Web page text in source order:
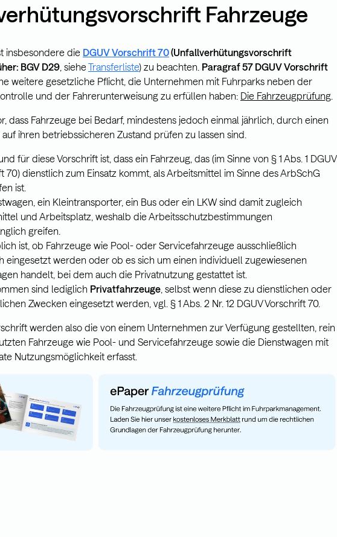
Fahrzeuge
insbesondere die DGUV Vorschrift 70(Unfallverhütungsvorschrift
BGV D29 , sieheTransferliste) zu beachten. Paragraf57 DGUV Vorschrift
weitere gesetzliche Pflicht, die Unternehmen mit Fuhrparks neben der
und der Fahrerunterweisung zu erfüllen haben: Die Fahrzeugprüfung
dass Fahrzeuge bei Bedarf, mindestens jedoch einmal jährlich, durch einen
ihren betriebssicheren Zustand prüfen zu lassen sind.
für diese Vorschrift ist, dass ein Fahrzeug, das (im Sinne von § 1 Abs. 1 DGUV
70) dienstlich zum Einsatz kommt, als Arbeitsmittel im Sinne des ArbSchG
ist.
ein Kleintransporter, ein Bus oder ein LKW sind damit zugleich
und Arbeitsplatz, weshalb die Arbeitsschutzbestimmungen
greifen.
ist, ob Fahrzeuge wie Pool- oder Servicefahrzeuge ausschließlich
eingesetzt werden oder ob es sich um einen individuell zugewiesenen
handelt, bei dem auch die Privatnutzung gestattet ist.
sind lediglich Privatfahrzeuge , selbst wenn diese zu dienstlichen oder
Zwecken eingesetzt werden, vgl. § 1 Abs. 2 Nr. 12 DGUV Vorschrift 70.
werden also die von einem Unternehmen zur Verfügung gestellten, rein
Fahrzeuge wie Pool- und Servicefahrzeuge sowie die Dienstwagen mit
Nutzungsmöglichkeit erfasst.